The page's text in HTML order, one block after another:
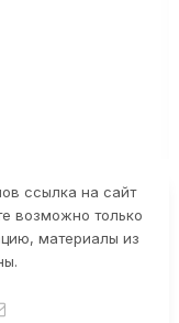
ссылка на сайт
возможно только
материалы из